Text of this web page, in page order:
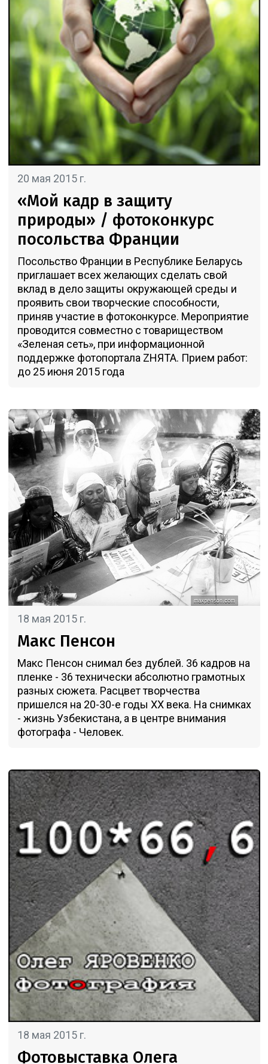
20 мая 2015 г.
«Мой кадр в защиту
природы» / фотоконкурс
посольства Франции
Посольство Франции в Республике Беларусь
приглашает всех желающих сделать свой
вклад в дело защиты окружающей среды и
проявить свои творческие способности,
приняв участие в фотоконкурсе. Мероприятие
проводится совместно с товариществом
«Зеленая сеть», при информационной
поддержке фотопортала ZНЯТА. Прием работ:
до 25 июня 2015 года
18 мая 2015 г.
Макс Пенсон
Макс Пенсон снимал без дублей. 36 кадров на
пленке - 36 технически абсолютно грамотных
разных сюжета. Расцвет творчества
пришелся на 20-30-е годы XX века. На снимках
- жизнь Узбекистана, а в центре внимания
фотографа - Человек.
18 мая 2015 г.
Фотовыставка Олега